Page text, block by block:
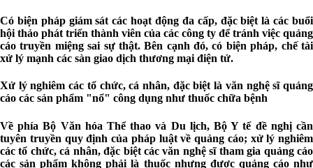
Có biện pháp giám sát các hoạt động đa cấp, đặc biệt là các buổi
hội thảo phát triển thành viên của các công ty để tránh việc quảng
cáo truyền miệng sai sự thật. Bên cạnh đó, có biện pháp, chế tài
xử lý mạnh các sàn giao dịch thương mại điện tử.
Xử lý nghiêm các tổ chức, cá nhân, đặc biệt là văn nghệ sĩ quảng
cáo các sản phẩm "nổ" công dụng như thuốc chữa bệnh
Về phía Bộ Văn hóa Thể thao và Du lịch, Bộ Y tế đề nghị cần
tuyên truyền quy định của pháp luật về quảng cáo; xử lý nghiêm
các tổ chức, cá nhân, đặc biệt các văn nghệ sĩ tham gia quảng cáo
các sản phẩm không phải là thuốc nhưng được quảng cáo như